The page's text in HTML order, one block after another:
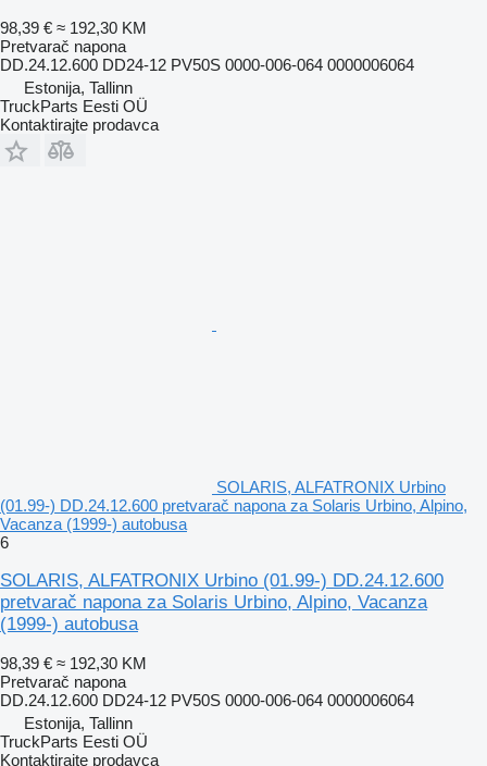
98,39 € ≈ 192,30 KM
Pretvarač napona
DD.24.12.600 DD24-12 PV50S 0000-006-064 0000006064
Estonija, Tallinn
TruckParts Eesti OÜ
Kontaktirajte prodavca
SOLARIS, ALFATRONIX Urbino
(01.99-) DD.24.12.600 pretvarač napona za Solaris Urbino, Alpino,
Vacanza (1999-) autobusa
6
SOLARIS, ALFATRONIX Urbino (01.99-) DD.24.12.600
pretvarač napona za Solaris Urbino, Alpino, Vacanza
(1999-) autobusa
98,39 € ≈ 192,30 KM
Pretvarač napona
DD.24.12.600 DD24-12 PV50S 0000-006-064 0000006064
Estonija, Tallinn
TruckParts Eesti OÜ
Kontaktirajte prodavca